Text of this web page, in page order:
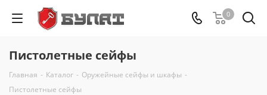
0
Пистолетные сейфы
Главная - Каталог - Оружейные сейфы и шкафы -
Пистолетные сейфы